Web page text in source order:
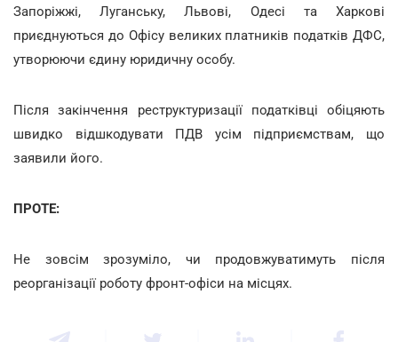
Запоріжжі, Луганську, Львові, Одесі та Харкові
приєднуються до Офісу великих платників податків ДФС,
утворюючи єдину юридичну особу.
Після закінчення реструктуризації податківці обіцяють
швидко відшкодувати ПДВ усім підприємствам, що
заявили його.
ПРОТЕ:
Не зовсім зрозуміло, чи продовжуватимуть після
реорганізації роботу фронт-офіси на місцях.